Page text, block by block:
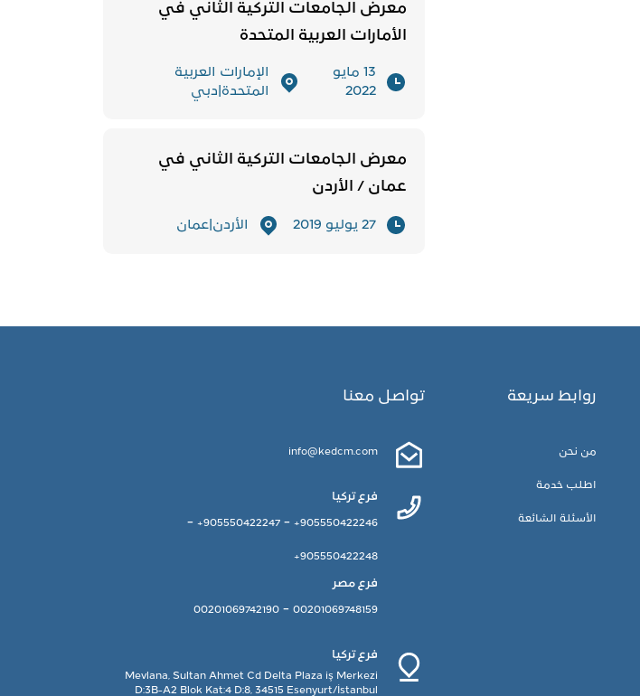
معرض الجامعات التركية الثاني في
الأمارات العربية المتحدة
13 مايو
2022
الإمارات العربية
المتحدة|دبي
معرض الجامعات التركية الثاني في
عمان / الأردن
27 يوليو 2019 الأردن|عمان
روابط سريعة
من نحن
اطلب خدمة
الأسئلة الشائعة
تواصل معنا
info@kedcm.com
فرع تركيا
905550422246+
-
905550422247+
-
905550422248+
فرع مصر
00201069748159
-
00201069742190
فرع تركيا
Mevlana, Sultan Ahmet Cd Delta Plaza iş Merkezi
D:3B-A2 Blok Kat:4 D:8, 34515 Esenyurt/İstanbul